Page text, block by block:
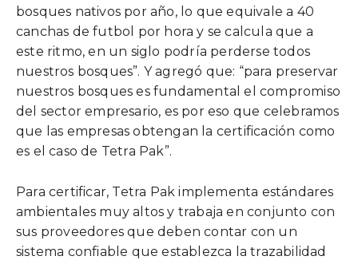
bosques nativos por año, lo que equivale a 40
canchas de futbol por hora y se calcula que a
este ritmo, en un siglo podría perderse todos
nuestros bosques”. Y agregó que: “para preservar
nuestros bosques es fundamental el compromiso
del sector empresario, es por eso que celebramos
que las empresas obtengan la certificación como
es el caso de Tetra Pak”.
Para certificar, Tetra Pak implementa estándares
ambientales muy altos y trabaja en conjunto con
sus proveedores que deben contar con un
sistema confiable que establezca la trazabilidad